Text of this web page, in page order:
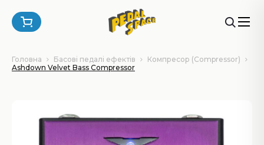
Головна Басові педалі ефектів
Компресор (Compressor)
Ashdown Velvet Bass Compressor